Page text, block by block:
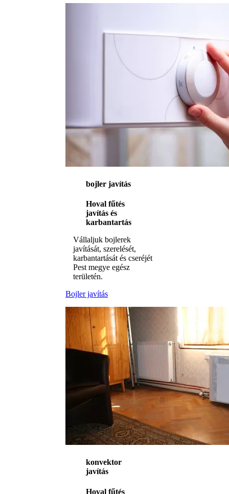
bojler javítás
Hoval fűtés
javítás és
karbantartás
Vállaljuk bojlerek
javítását, szerelését,
karbantartását és cseréjét
Pest megye egész
területén.
Bojler javítás
konvektor
javítás
Hoval fűtés